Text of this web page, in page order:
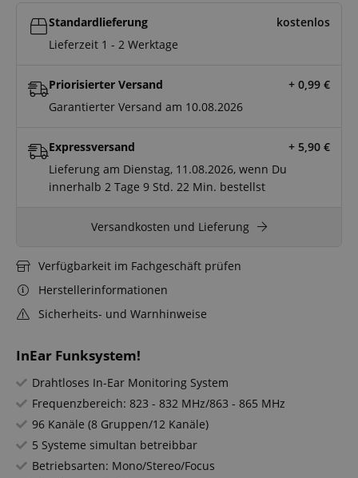
InEar Funksystem!
Drahtloses In-Ear Monitoring System
Frequenzbereich: 823 - 832 MHz/863 - 865 MHz
96 Kanäle (8 Gruppen/12 Kanäle)
5 Systeme simultan betreibbar
Betriebsarten: Mono/Stereo/Focus
Standardlieferung
kostenlos
Lieferzeit 1 - 2 Werktage
Priorisierter Versand + 0,99 €
Garantierter Versand am 10.08.2026
Expressversand + 5,90 €
Lieferung am Dienstag, 11.08.2026, wenn Du
innerhalb2 Tage 9 Std. 22 Min. bestellst
Versandkosten und Lieferung
Verfügbarkeit im Fachgeschäft prüfen
Herstellerinformationen
Sicherheits- und Warnhinweise